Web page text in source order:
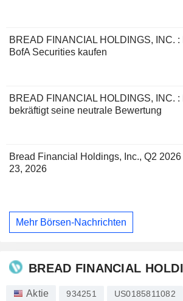
BREAD FINANCIAL HOLDINGS, INC. :
BofA Securities kaufen
BREAD FINANCIAL HOLDINGS, INC.
bekräftigt seine neutrale Bewertung
Bread Financial Holdings, Inc., Q2
23, 2026
Mehr Börsen-Nachrichten
BREAD FINANCIAL
Aktie 934251 US0185811082